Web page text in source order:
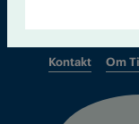
Kontakt Om